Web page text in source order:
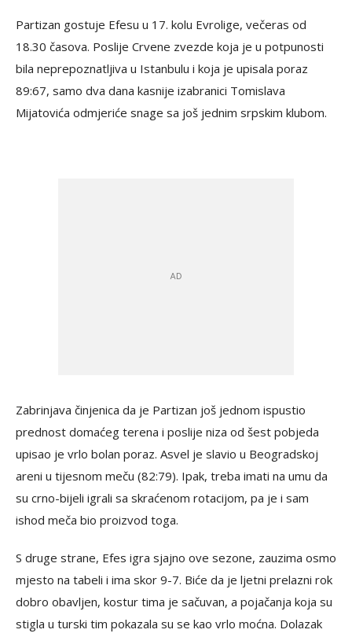
Partizan gostuje Efesu u 17. kolu Evrolige, večeras od
18.30 časova. Poslije Crvene zvezde koja je u potpunosti
bila neprepoznatljiva u Istanbulu i koja je upisala poraz
89:67, samo dva dana kasnije izabranici Tomislava
Mijatovića odmjeriće snage sa još jednim srpskim klubom.
Zabrinjava činjenica da je Partizan još jednom ispustio
prednost domaćeg terena i poslije niza od šest pobjeda
upisao je vrlo bolan poraz. Asvel je slavio u Beogradskoj
areni u tijesnom meču (82:79). Ipak, treba imati na umu da
su crno-bijeli igrali sa skraćenom rotacijom, pa je i sam
ishod meča bio proizvod toga.
S druge strane, Efes igra sjajno ove sezone, zauzima osmo
mjesto na tabeli i ima skor 9-7. Biće da je ljetni prelazni rok
dobro obavljen, kostur tima je sačuvan, a pojačanja koja su
stigla u turski tim pokazala su se kao vrlo moćna. Dolazak